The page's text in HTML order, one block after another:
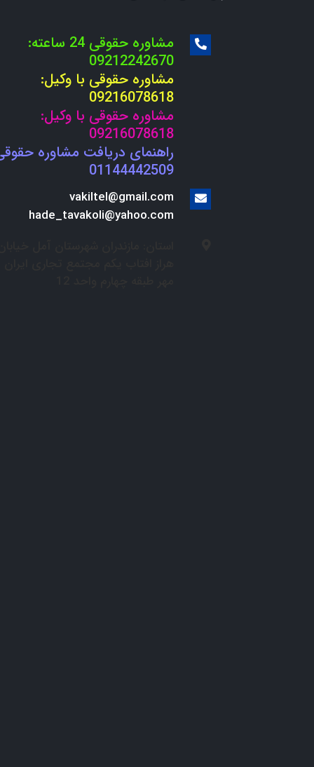
مشاوره حقوقی 24 ساعته:
09212242670
مشاوره حقوقی با وکیل:
09216078618
مشاوره حقوقی با وکیل:
09216078618
راهنمای دریافت مشاوره
01144442509
vakiltel@gmail.com
hade_tavakoli@yahoo.com